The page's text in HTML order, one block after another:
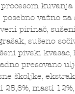
procesom
važno za
pirinač,
sušeno
pivski kvasac,
presovano
školjke,
masti